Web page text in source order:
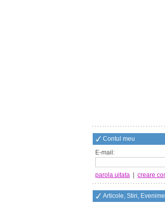
Contul meu
E-mail:
parola uitata creare
Articole, Stiri,